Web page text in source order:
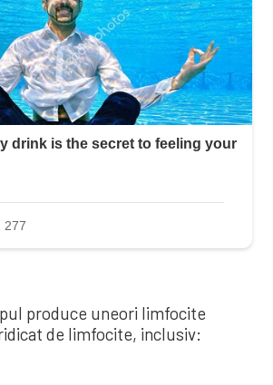
produce uneori limfocite
de limfocite, inclusiv: